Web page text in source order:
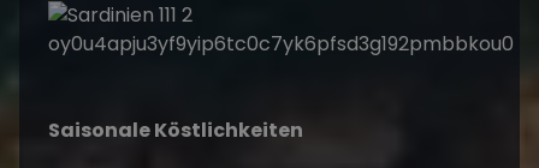
Saisonale Köstlichkeiten